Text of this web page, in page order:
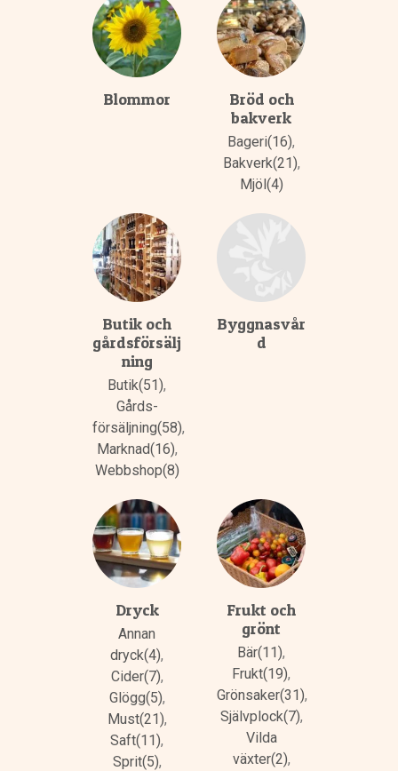
Blommor
Bröd och
bakverk
Bageri(16),
Bakverk(21),
Mjöl(4)
Butik och
gårdsförsälj
ning
Butik(51),
Gårds­
försäljning(58),
Marknad(16),
Webbshop(8)
Byggnasvår
d
Dryck
Annan
dryck(4),
Cider(7),
Glögg(5),
Must(21),
Saft(11),
Sprit(5),
Frukt och
grönt
Bär(11),
Frukt(19),
Grönsaker(31),
Självplock(7),
Vilda
växter(2),